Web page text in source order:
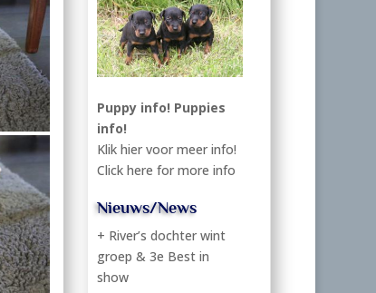
Puppy info! Puppies
info!
Klik hier voor meer info!
Click here for more info
Nieuws/News
+ River’s dochter wint
groep & 3e Best in
show